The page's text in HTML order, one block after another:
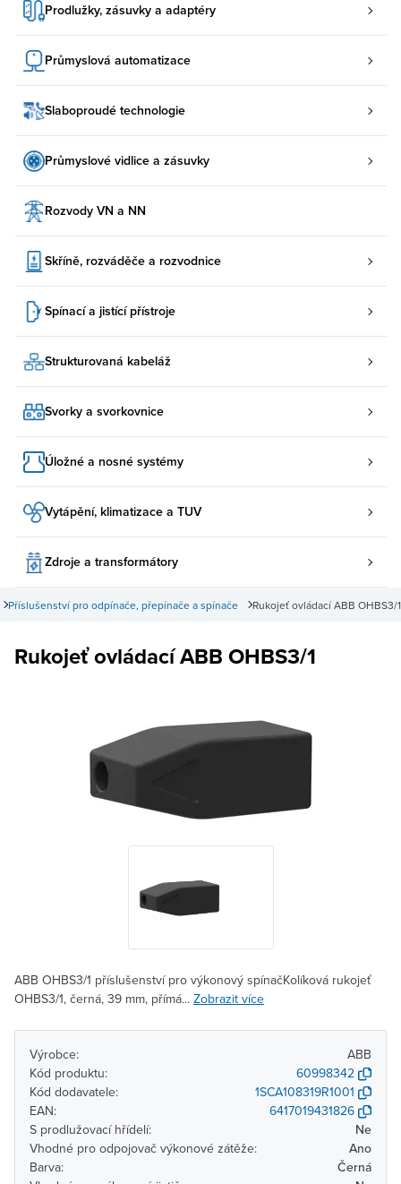
Prodlužky, zásuvky a adaptéry
Průmyslová automatizace
Slaboproudé technologie
Průmyslové vidlice a zásuvky
Rozvody VN a NN
Skříně, rozváděče a rozvodnice
Spínací a jistící přístroje
Strukturovaná kabeláž
Svorky a svorkovnice
Úložné a nosné systémy
Vytápění, klimatizace a TUV
Zdroje a transformátory
Rukojeť ovládací ABB OHBS3/1
Příslušenství pro odpínače, přepínače a spínače
Rukojeť ovládací ABB OHBS3/1
ABB OHBS3/1 příslušenství pro výkonový spínačKolíková rukojeť
OHBS3/1, černá, 39 mm, přímá... Zobrazit více
Výrobce:
ABB
Kód produktu:
60998342
Kód dodavatele:
1SCA108319R1001
EAN:
6417019431826
S prodlužovací hřídelí:
Ne
Vhodné pro odpojovač výkonové zátěže:
Ano
Barva:
Černá